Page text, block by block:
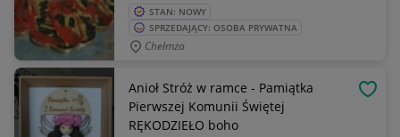
STAN: NOWY
SPRZEDAJĄCY: OSOBA PRYWATNA
Chełmża
Anioł Stróż w ramce - Pamiątka
Pierwszej Komunii Świętej
RĘKODZIEŁO boho